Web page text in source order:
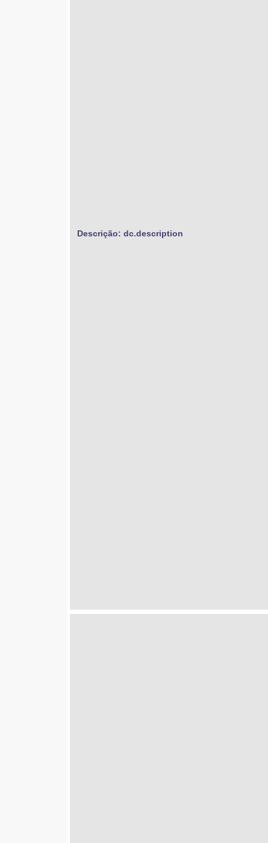
Descrição: dc.description